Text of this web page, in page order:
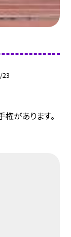
23
があります。